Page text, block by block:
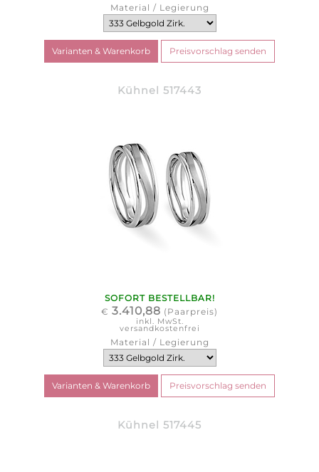
Material / Legierung
Kühnel 517443
SOFORT BESTELLBAR!
€ 3.410,88 (Paarpreis)
inkl. MwSt.
versandkostenfrei
Material / Legierung
Kühnel 517445